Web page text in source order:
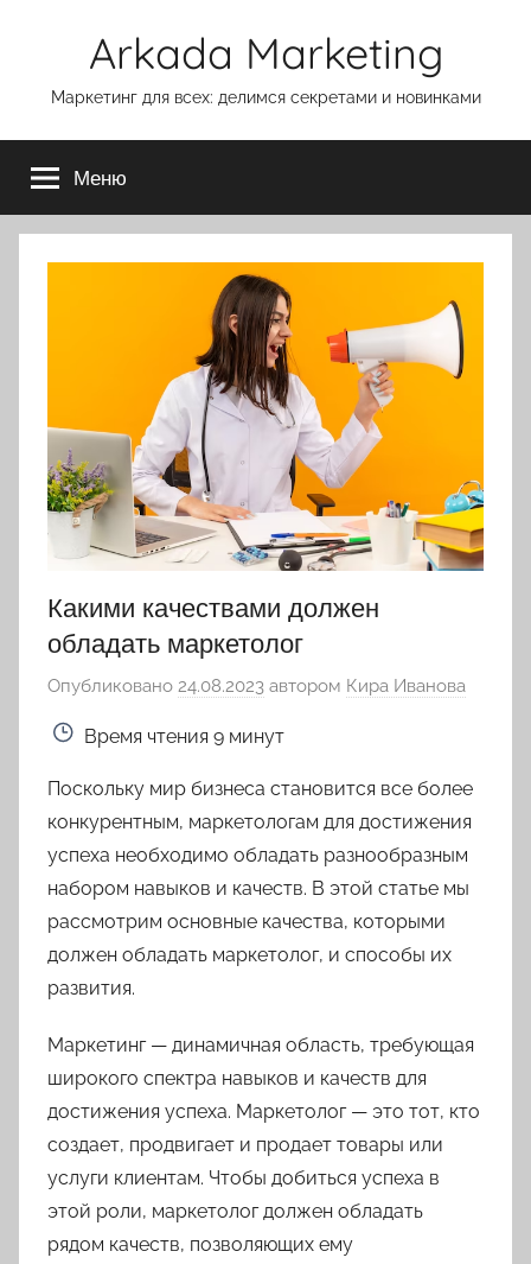
Arkada Marketing
Маркетинг для всех: делимся секретами и новинками
Меню
Какими качествами должен
обладать маркетолог
Опубликовано 24.08.2023 автором Кира Иванова
Время чтения 9 минут
Поскольку мир бизнеса становится все более
конкурентным, маркетологам для достижения
успеха необходимо обладать разнообразным
набором навыков и качеств. В этой статье мы
рассмотрим основные качества, которыми
должен обладать маркетолог, и способы их
развития.
Маркетинг — динамичная область, требующая
широкого спектра навыков и качеств для
достижения успеха. Маркетолог — это тот, кто
создает, продвигает и продает товары или
услуги клиентам. Чтобы добиться успеха в
этой роли, маркетолог должен обладать
рядом качеств, позволяющих ему